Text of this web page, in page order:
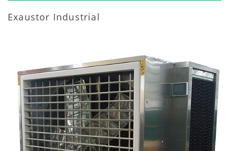
Exaustor Industrial